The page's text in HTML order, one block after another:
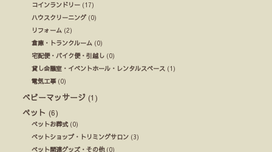
コインランドリー (17)
ハウスクリーニング(0)
リフォーム (2)
倉庫・トランクルーム (0)
宅配便・バイク便・引越し (0)
貸し会議室・イベントホール・レンタルスペース (1)
電気工事(0)
ベビーマッサージ (1)
ペット (6)
ペットお葬式(0)
ペットショップ・トリミングサロン (3)
ペット関連グッズ・その他(0)